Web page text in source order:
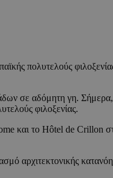
πολυτελούς
σε αδόμητη γη.
φιλοξενίας.
και το Hôtel de Crillon
αρχιτεκτονικής